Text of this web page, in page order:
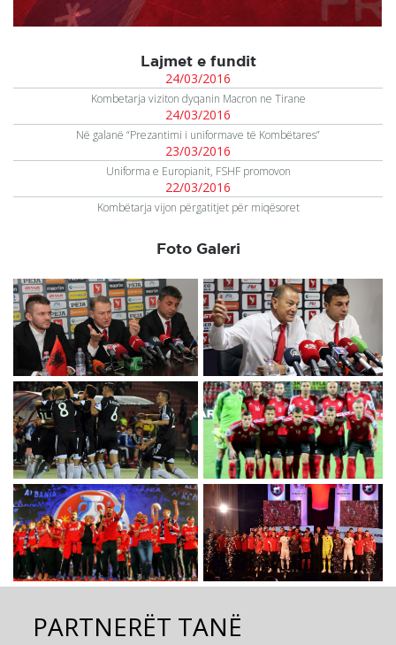
Lajmet e fundit
24/03/2016
Kombetarja viziton dyqanin Macron ne Tirane
24/03/2016
Në galanë “Prezantimi i uniformave të Kombëtares”
23/03/2016
Uniforma e Europianit, FSHF promovon
22/03/2016
Kombëtarja vijon përgatitjet për miqësoret
Foto Galeri
PARTNERËT TANË